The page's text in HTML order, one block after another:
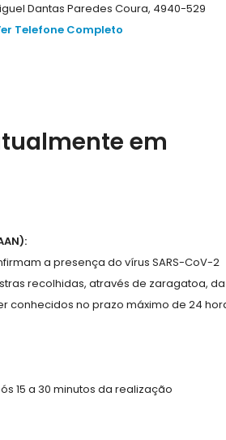
Dantas Paredes Coura, 4940-529
Telefone Completo
em
a presença do vírus SARS-CoV-2
recolhidas, através de zaragatoa, da
conhecidos no prazo máximo de 24
15 a 30 minutos da realização